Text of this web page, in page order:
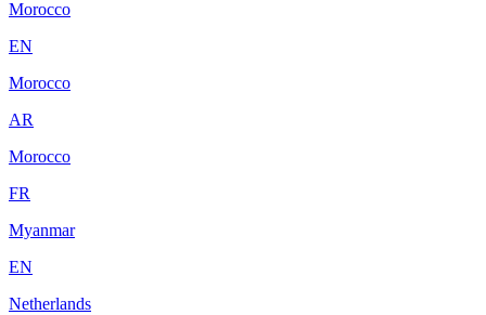
Morocco
EN
Morocco
AR
Morocco
FR
Myanmar
EN
Netherlands